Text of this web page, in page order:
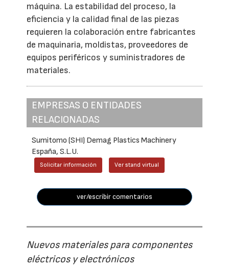
máquina. La estabilidad del proceso, la
eficiencia y la calidad final de las piezas
requieren la colaboración entre fabricantes
de maquinaria, moldistas, proveedores de
equipos periféricos y suministradores de
materiales.
EMPRESAS O ENTIDADES
RELACIONADAS
Sumitomo (SHI) Demag Plastics Machinery
España, S.L.U.
Solicitar información Ver stand virtual
ver/escribir comentarios
Nuevos materiales para componentes
eléctricos y electrónicos